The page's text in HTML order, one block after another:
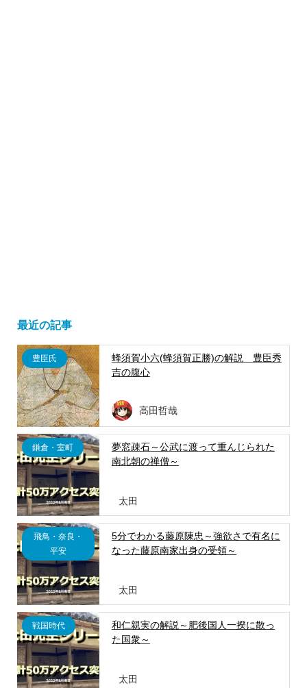
最近の記事
豊臣氏
蜂須賀小六(蜂須賀正勝)の解説 豊臣秀
吉の腹心
高田哲哉
鎌倉・室町
夢窓疎石～公武に渡って重んじられた
南北朝の禅僧～
太田
飛鳥・奈良・
平安
5分でわかる藤原陳忠～強欲さで有名に
なった藤原南家出身の受領～
太田
戦国時代
和仁親実の解説～肥後国人一揆に散っ
た国衆～
太田